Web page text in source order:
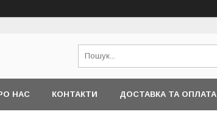
НАС КОНТАКТИ ДОСТАВКА ТА ОПЛАТА